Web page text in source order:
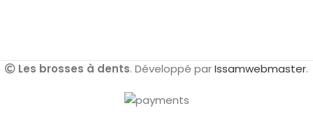
Les brosses à dents. Développé parIssamwebmaster.